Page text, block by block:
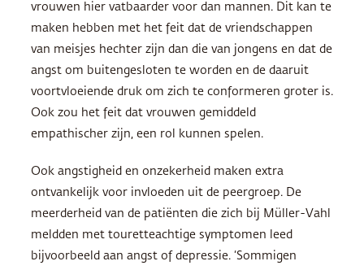
vrouwen hier vatbaarder voor dan mannen. Dit kan te
maken hebben met het feit dat de vriendschappen
van meisjes hechter zijn dan die van jongens en dat de
angst om buitengesloten te worden en de daaruit
voortvloeiende druk om zich te conformeren groter is.
Ook zou het feit dat vrouwen gemiddeld
empathischer zijn, een rol kunnen spelen.
Ook angstigheid en onzekerheid maken extra
ontvankelijk voor invloeden uit de peergroep. De
meerderheid van de patiënten die zich bij Müller-Vahl
meldden met touretteachtige symptomen leed
bijvoorbeeld aan angst of depressie. ‘Sommigen